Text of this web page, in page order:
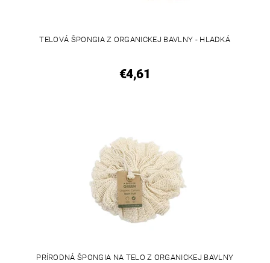
TELOVÁ ŠPONGIA Z ORGANICKEJ BAVLNY - HLADKÁ
€4,61
PRÍRODNÁ ŠPONGIA NA TELO Z ORGANICKEJ BAVLNY